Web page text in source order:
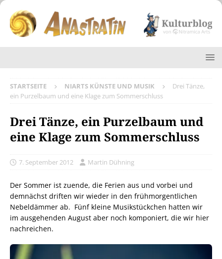
STARTSEITE NIARTS KÜNSTE UND MUSIK
Drei Tänze,
ein Purzelbaum und eine Klage zum Sommerschluss
Drei Tänze, ein Purzelbaum und
eine Klage zum Sommerschluss
7. September 2012 Martin Dühning
Der Sommer ist zuende, die Ferien aus und vorbei und
demnächst driften wir wieder in den frühmorgentlichen
Nebeldämmer ab. Fünf kleine Musikstückchen hatten wir
im ausgehenden August aber noch komponiert, die wir hier
nachreichen.